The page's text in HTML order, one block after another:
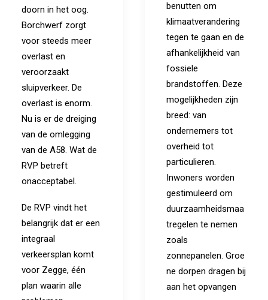
doorn in het oog.
Borchwerf zorgt
voor steeds meer
overlast en
veroorzaakt
sluipverkeer. De
overlast is enorm.
Nu is er de dreiging
van de omlegging
van de A58. Wat de
RVP betreft
onacceptabel.
De RVP vindt het
belangrijk dat er een
integraal
verkeersplan komt
voor Zegge, één
plan waarin alle
benutten om
klimaatverandering
tegen te gaan en de
afhankelijkheid van
fossiele
brandstoffen. Deze
mogelijkheden zijn
breed: van
ondernemers tot
overheid tot
particulieren.
Inwoners worden
gestimuleerd om
duurzaamheidsmaa
tregelen te nemen
zoals
zonnepanelen. Groe
ne dorpen dragen bij
aan het opvangen